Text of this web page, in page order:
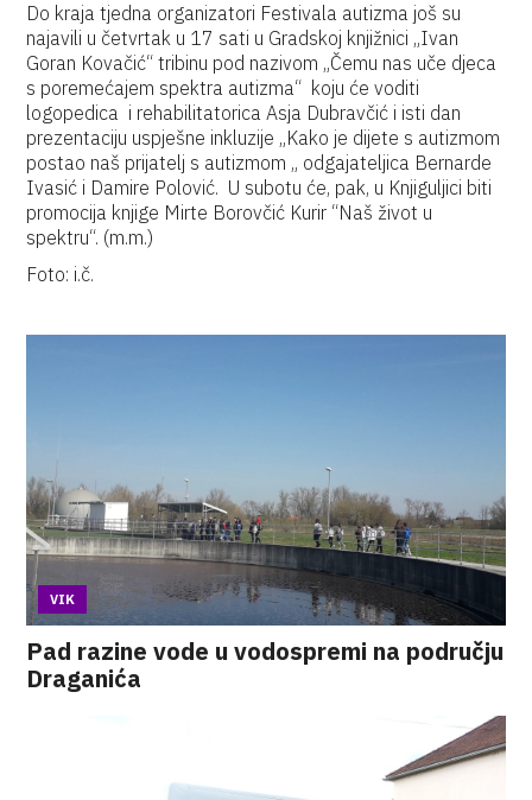
Do kraja tjedna organizatori Festivala autizma još su
najavili u četvrtak u 17 sati u Gradskoj knjižnici „Ivan
Goran Kovačić“ tribinu pod nazivom „Čemu nas uče djeca
s poremećajem spektra autizma“ koju će voditi
logopedica i rehabilitatorica Asja Dubravčić i isti dan
prezentaciju uspješne inkluzije „Kako je dijete s autizmom
postao naš prijatelj s autizmom „ odgajateljica Bernarde
Ivasić i Damire Polović. U subotu će, pak, u Knjiguljici biti
promocija knjige Mirte Borovčić Kurir “Naš život u
spektru“. (m.m.)
Foto: i.č.
VIK
Pad razine vode u vodospremi na području
Draganića